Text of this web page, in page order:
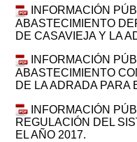
INFORMACIÓN
ABASTECIMIENTO
DE CASAVIEJA Y LA
INFORMACIÓN
ABASTECIMIENTO
DE LA ADRADA PARA
INFORMACIÓN
REGULACIÓN DEL
EL AÑO 2017.